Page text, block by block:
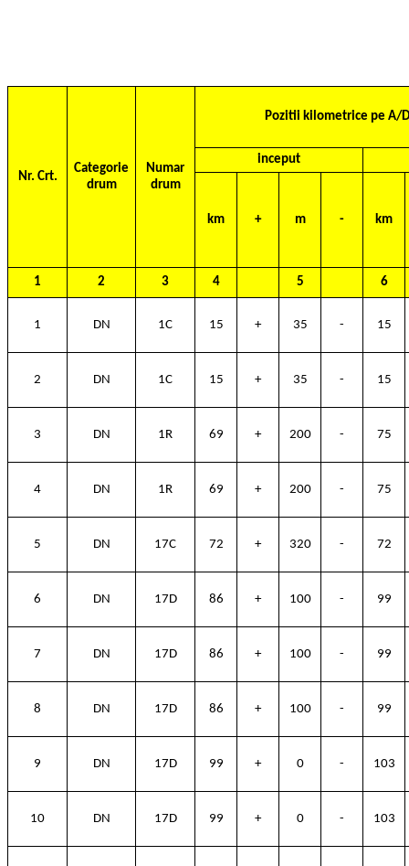
Nr. Crt.
Categorie
drum
Numar
drum
Pozitii kilometrice pe A/
inceput
km + m - km
1 2 3 4 5 6
1 DN 1C 15 + 35 - 15
2 DN 1C 15 + 35 - 15
3 DN 1R 69 + 200 - 75
4 DN 1R 69 + 200 - 75
5 DN 17C 72 + 320 - 72
6 DN 17D 86 + 100 - 99
7 DN 17D 86 + 100 - 99
8 DN 17D 86 + 100 - 99
9 DN 17D 99 + 0 - 103
10 DN 17D 99 + 0 - 103